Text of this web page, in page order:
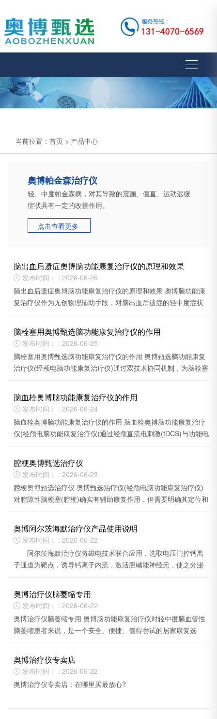
当前位置： 首页 > 产品中心
奧博帕金森治疗仪
轻、中度帕金森病，对其导致的震颤、僵直、运动迟缓
症状具有一定的改善作用。
点击查看更多
脑出血后遗症奧博脑功能康复治疗仪的原理和效果
 发布时间： : 2026-06-26
脑出血后遗症奧博脑功能康复治疗仪的原理和效果 奧博脑功能康
复治疗仪作为无创物理辅助手段，对脑出血后遗症的轻中度症状
脑栓塞用奥博甄选脑功能康复治疗仪的作用
 发布时间： : 2026-06-25
脑栓塞用奥博甄选脑功能康复治疗仪的作用 奥博甄选脑功能康复
治疗仪(经颅电脑功能康复治疗仪)通过双技术协同机制，为脑栓塞
脑血栓奥博脑功能康复治疗仪的作用
 发布时间： : 2026-06-24
脑血栓奥博脑功能康复治疗仪的作用 脑血栓奥博脑功能康复治疗
仪(经颅电脑功能康复治疗仪)通过经颅直流电刺激(tDCS)与功能电
腔梗奥博甄选治疗仪
 发布时间： : 2026-06-23
腔梗奥博甄选治疗仪 奥博甄选治疗仪(经颅电脑功能康复治疗仪)
对腔隙性脑梗塞(腔梗)确实有辅助康复作用，但需要明确其定位和
奥博阿尔茨海默治疗仪产品使用说明
 发布时间： : 2026-06-22
阿尔茨海默治疗仪将磁电技术联合应用，选取电压门控钙离
子通道为靶点，诱导钙离子内流，激活胆碱能神经元，使之分泌
奥博治疗仪脑萎缩专用
 发布时间： : 2026-06-22
奥博治疗仪脑萎缩专用 奥博脑功能康复治疗仪对轻中度脑血管性
脑萎缩患者来说，是一个安全、便捷、值得尝试的居家康复选
奥博治疗仪专卖店
 发布时间： : 2026-06-22
奥博治疗仪专卖店：在哪里买最放心?